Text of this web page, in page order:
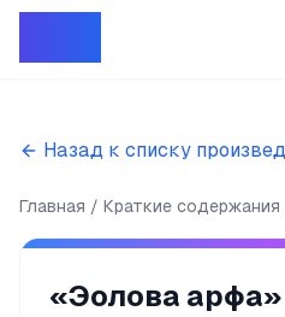
Назад к списку
Главная Краткие содержания
«Эолова арфа